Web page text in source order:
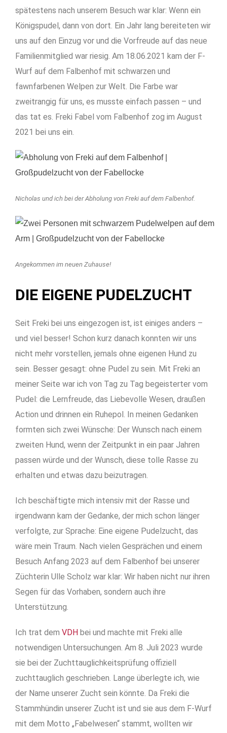
spätestens nach unserem Besuch war klar: Wenn ein
Königspudel, dann von dort. Ein Jahr lang bereiteten wir
uns auf den Einzug vor und die Vorfreude auf das neue
Familienmitglied war riesig. Am 18.06.2021 kam der F-
Wurf auf dem Falbenhof mit schwarzen und
fawnfarbenen Welpen zur Welt. Die Farbe war
zweitrangig für uns, es musste einfach passen – und
das tat es. Freki Fabel vom Falbenhof zog im August
2021 bei uns ein.
Nicholas und ich bei der Abholung von Freki auf dem Falbenhof.
Angekommen im neuen Zuhause!
DIE EIGENE PUDELZUCHT
Seit Freki bei uns eingezogen ist, ist einiges anders –
und viel besser! Schon kurz danach konnten wir uns
nicht mehr vorstellen, jemals ohne eigenen Hund zu
sein. Besser gesagt: ohne Pudel zu sein. Mit Freki an
meiner Seite war ich von Tag zu Tag begeisterter vom
Pudel: die Lernfreude, das Liebevolle Wesen, draußen
Action und drinnen ein Ruhepol. In meinen Gedanken
formten sich zwei Wünsche: Der Wunsch nach einem
zweiten Hund, wenn der Zeitpunkt in ein paar Jahren
passen würde und der Wunsch, diese tolle Rasse zu
erhalten und etwas dazu beizutragen.
Ich beschäftigte mich intensiv mit der Rasse und
irgendwann kam der Gedanke, der mich schon länger
verfolgte, zur Sprache: Eine eigene Pudelzucht, das
wäre mein Traum. Nach vielen Gesprächen und einem
Besuch Anfang 2023 auf dem Falbenhof bei unserer
Züchterin Ulle Scholz war klar: Wir haben nicht nur ihren
Segen für das Vorhaben, sondern auch ihre
Unterstützung.
Ich trat dem VDH bei und machte mit Freki alle
notwendigen Untersuchungen. Am 8. Juli 2023 wurde
sie bei der Zuchttauglichkeitsprüfung offiziell
zuchttauglich geschrieben. Lange überlegte ich, wie
der Name unserer Zucht sein könnte. Da Freki die
Stammhündin unserer Zucht ist und sie aus dem F-Wurf
mit dem Motto „Fabelwesen“ stammt, wollten wir